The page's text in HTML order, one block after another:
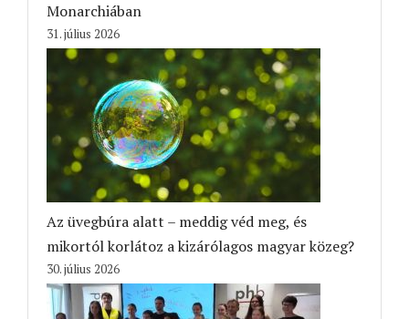
Monarchiában
31. július 2026
Az üvegbúra alatt – meddig véd meg, és
mikortól korlátoz a kizárólagos magyar közeg?
30. július 2026